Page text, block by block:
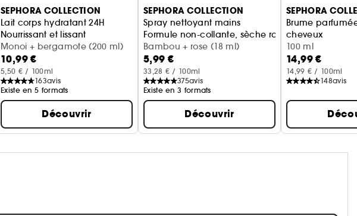
SEPHORA COLLECTION
Lait corps hydratant 24H
Nourrissant et lissant
Monoi + bergamote (200 ml)
10,99 €
5,50 € / 100ml
163avis
Existe en 5 formats
Découvrir
SEPHORA COLLECTION
Spray nettoyant mains
Formule non-collante, sèche rapidement
Bambou + rose (18 ml)
5,99 €
33,28 € / 100ml
375avis
Existe en 3 formats
Découvrir
SEPHORA
Brume
cheveux
Monoi +
100 ml
14,99 €
14,99 € / 100ml
148avis